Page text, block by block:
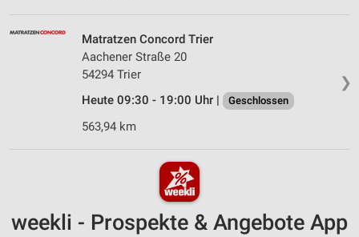
❯
Matratzen Concord Trier
Aachener Straße 20
54294 Trier
Heute 09:30 - 19:00 Uhr |
Geschlossen
563,94 km
weekli - Prospekte & Angebote App